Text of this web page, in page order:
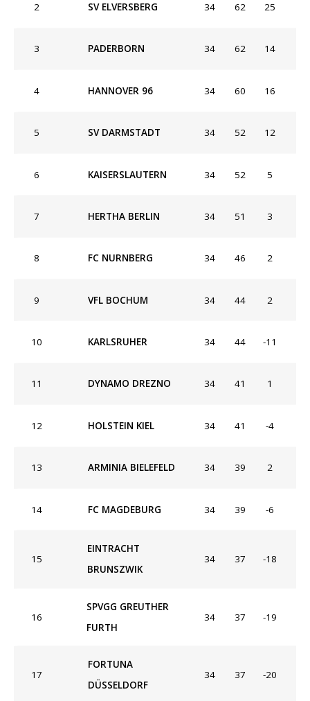
2 SV ELVERSBERG 34 62 25
3 PADERBORN 34 62 14
4 HANNOVER 96 34 60 16
5 SV DARMSTADT 34 52 12
6 KAISERSLAUTERN 34 52 5
7 HERTHA BERLIN 34 51 3
8 FC NURNBERG 34 46 2
9 VFL BOCHUM 34 44 2
10 KARLSRUHER 34 44 -11
11 DYNAMO DREZNO 34 41 1
12 HOLSTEIN KIEL 34 41 -4
13 ARMINIA BIELEFELD 34 39 2
14 FC MAGDEBURG 34 39 -6
15
EINTRACHT
BRUNSZWIK
34 37 -18
16
SPVGG GREUTHER
FURTH
34 37 -19
17
FORTUNA
DÜSSELDORF
34 37 -20